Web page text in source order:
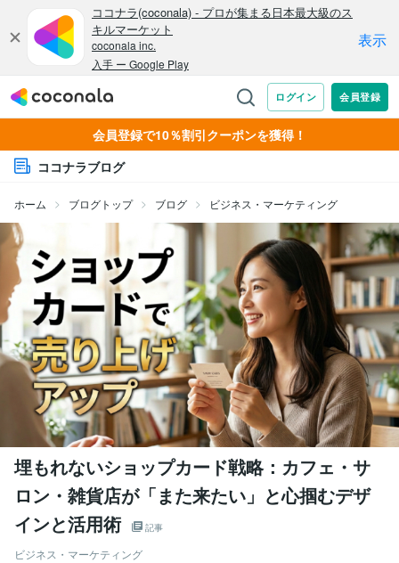
会員登録で10％割引クーポンを獲得！
ココナラブログ
ホーム ブログトップ ブログ ビジネス・マーケティング
埋もれないショップカード戦略：カフェ・サ
ロン・雑貨店が「また来たい」と心掴むデザ
インと活用術
記事
ビジネス・マーケティング